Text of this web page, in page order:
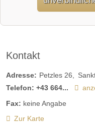
Kontakt
Adresse: Petzles 26
Telefon: +43 664...
Fax: keine Angabe
Zur Karte